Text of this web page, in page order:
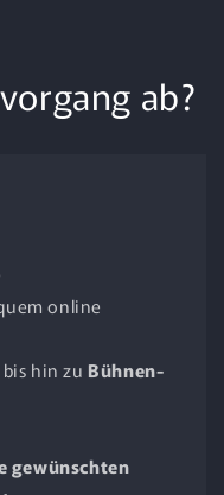
ab?
online
bis hin zu Bühnen-
gewünschten